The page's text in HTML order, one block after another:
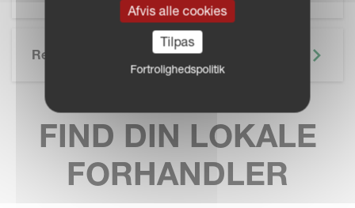
Related
FIND DIN LOKALE
FORHANDLER
Afvis alle cookies
Tilpas
Fortrolighedspolitik